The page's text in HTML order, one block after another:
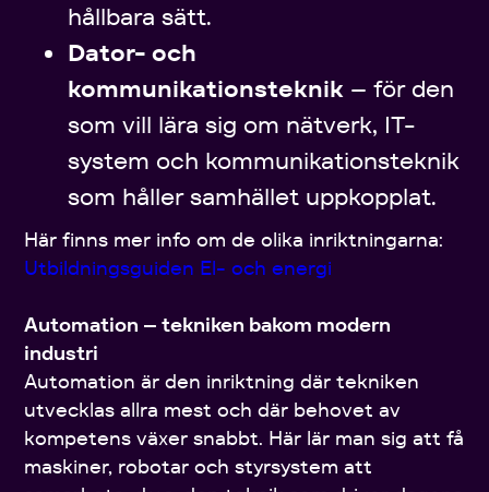
hållbara sätt.
Dator- och
kommunikationsteknik – för den
som vill lära sig om nätverk, IT-
system och kommunikationsteknik
som håller samhället uppkopplat.
Här finns mer info om de olika inriktningarna:
Utbildningsguiden El- och energi‍
Automation – tekniken bakom modern
industri
Automation är den inriktning där tekniken
utvecklas allra mest och där behovet av
kompetens växer snabbt. Här lär man sig att få
maskiner, robotar och styrsystem att